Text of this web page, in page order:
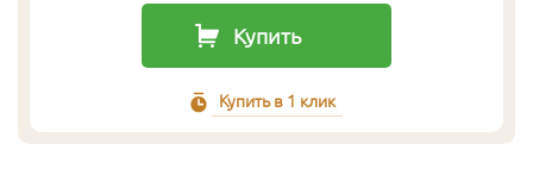
Купить
Купить в 1 клик